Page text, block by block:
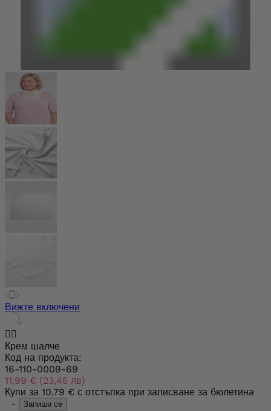
Вижте включени

Крем шалче
Код на продукта:
16-110-0009-69
11,99 € (23,45 лв)
Купи за 10.79 € с отстъпка при записване за бюлетина
-
Запиши се